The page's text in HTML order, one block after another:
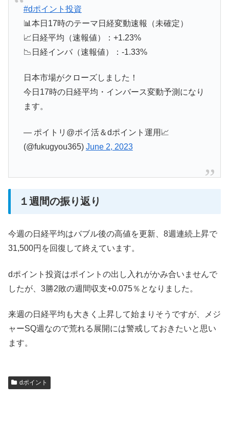
#dポイント投資
📊本日17時のテーマ日経変動速報（未確定）
📈日経平均（速報値）：+1.23%
📉日経インバ（速報値）：-1.33%
日本市場がクローズしました！
今日17時の日経平均・インバース変動予測になり
ます。
— ポイトリ@ポイ活＆dポイント運用📈
(@fukugyou365) June 2, 2023
１週間の振り返り
今週の日経平均はバブル後の高値を更新、8週連続上昇で
31,500円を回復して終えています。
dポイント投資はポイントの出し入れがかみ合いませんで
したが、3勝2敗の週間収支+0.075％となりました。
来週の日経平均も大きく上昇して始まりそうですが、
メジ
ャーSQ週なので荒れる展開には警戒しておきたいと思い
ます。
dポイント